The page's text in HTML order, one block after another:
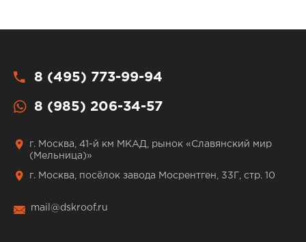
8 (495) 773-99-94
8 (985) 206-34-57
г. Москва, 41-й км МКАД, рынок «Славянский мир
(Мельница)»
г. Москва, посёлок завода Мосрентген, 33Г, стр. 10
mail@dskroof.ru